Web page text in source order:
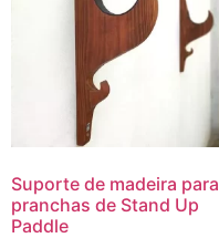
Suporte de madeira para
pranchas de Stand Up
Paddle